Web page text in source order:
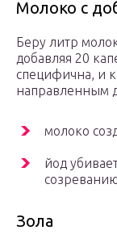
Молоко с
Беру литр
добавляя 20
специфична, и
направленным
молоко
йод
Зола